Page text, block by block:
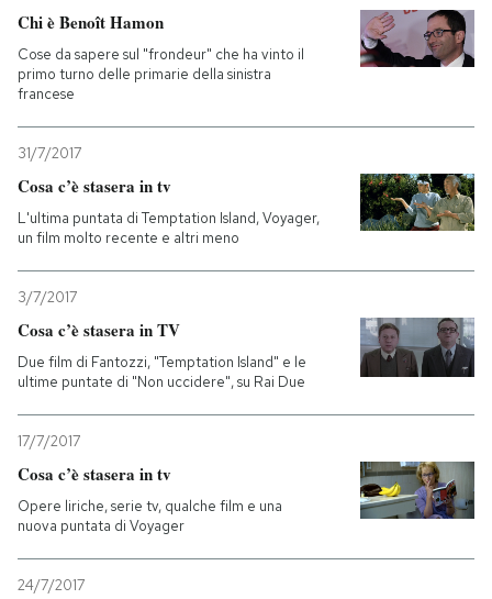
Chi è Benoît Hamon
Cose da sapere sul "frondeur" che ha vinto il
primo turno delle primarie della sinistra
francese
31/7/2017
Cosa c’è stasera in tv
L'ultima puntata di Temptation Island, Voyager,
un film molto recente e altri meno
3/7/2017
Cosa c’è stasera in TV
Due film di Fantozzi, "Temptation Island" e le
ultime puntate di "Non uccidere", su Rai Due
17/7/2017
Cosa c’è stasera in tv
Opere liriche, serie tv, qualche film e una
nuova puntata di Voyager
24/7/2017